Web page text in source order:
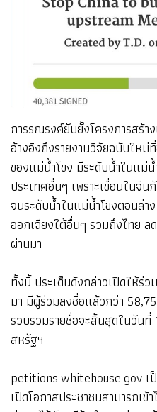
การรณรงค์ยับยั้งโครงการสร้า
อ้างอิงถึงรายงานวิจัยฉบับใหม่
ของแม่น้ำโขง มีระดับน้ำในแม่
ประเทศอื่นๆ เพราะเขื่อนในจีน
จนระดับน้ำในแม่น้ำโขงตอนล่า
ออกเฉียงใต้อื่นๆ รวมถึงไทย
ผ่านมา
ทั้งนี้ ประเด็นดังกล่าวเปิดให้ร่
มา มีผู้ร่วมลงชื่อแล้วกว่า
รวบรวมรายชื่อจะสิ้นสุดในวัน
สหรัฐฯ
petitions.whitehouse.gov เ
เปิดโอกาสประชาชนสามารถเข้